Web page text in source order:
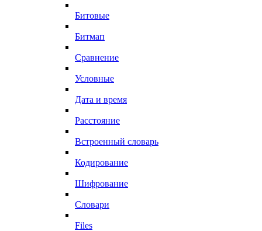
Битовые
Битмап
Сравнение
Условные
Дата и время
Расстояние
Встроенный словарь
Кодирование
Шифрование
Словари
Files